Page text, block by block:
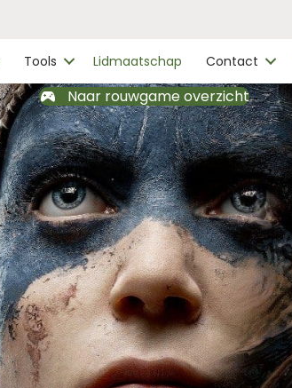
Tools Lidmaatschap Contact
Naar rouwgame overzicht